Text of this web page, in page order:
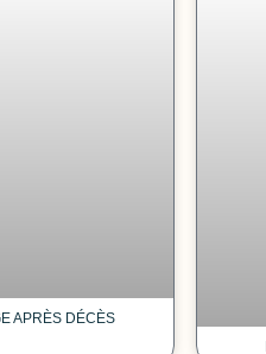
APRÈS DÉCÈS